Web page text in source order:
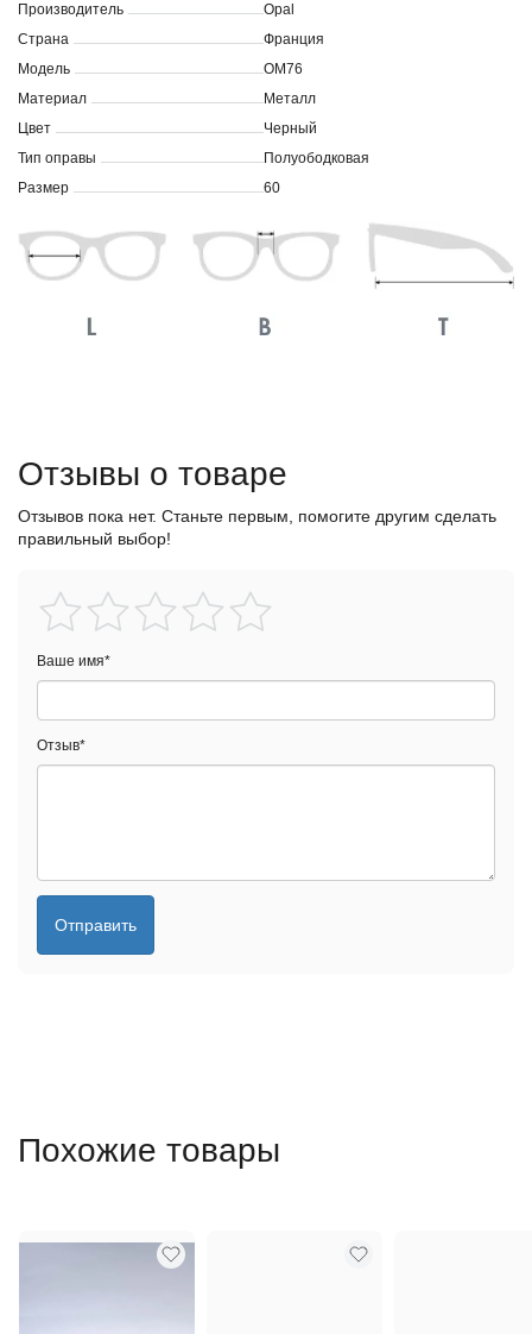
Производитель
Opal
Страна
Франция
Модель
OM76
Материал
Металл
Цвет
Черный
Тип оправы
Полуободковая
Размер
60
Отзывы о товаре
Отзывов пока нет. Станьте первым, помогите другим сделать
правильный выбор!
Ваше имя*
Отзыв*
Отправить
Похожие товары